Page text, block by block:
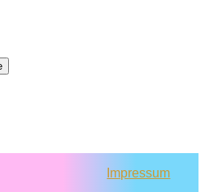
Impressum